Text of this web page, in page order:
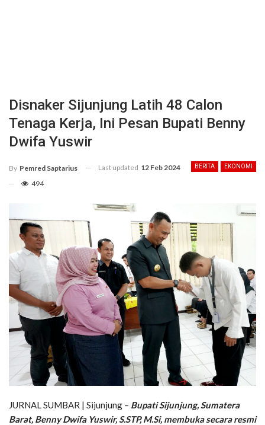
Disnaker Sijunjung Latih 48 Calon
Tenaga Kerja, Ini Pesan Bupati Benny
Dwifa Yuswir
BERITA EKONOMI
By Pemred Saptarius Last updated 12 Feb 2024
494
JURNAL SUMBAR | Sijunjung – Bupati Sijunjung, Sumatera
Barat, Benny Dwifa Yuswir, S.STP, M.Si, membuka secara resmi